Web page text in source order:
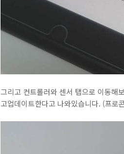
그리고 컨트롤러와 센서 탭으로 이동해
고업데이트한다고 나와있습니다. (프로